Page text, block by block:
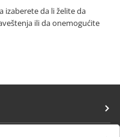
izaberete da li želite da
ili da onemogućite